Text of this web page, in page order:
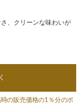
、クリーンな味わいが
の販売価格の1％分のポ